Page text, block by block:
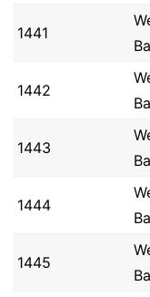
1441
1442
1443
1444
1445